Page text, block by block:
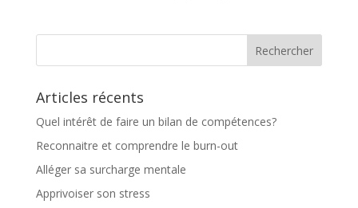
Articles récents
Quel intérêt de faire un bilan de compétences?
Reconnaitre et comprendre le burn-out
Alléger sa surcharge mentale
Apprivoiser son stress